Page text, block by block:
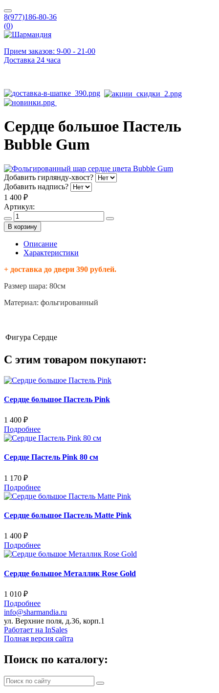
8(977)186-80-36
(0)
Прием заказов: 9-00 - 21-00
Доставка 24 часа
Сердце большое Пастель
Bubble Gum
Добавить гирлянду-хвост?
Добавить надпись?
1 400 ₽
Артикул:
В корзину
Описание
Характеристики
+ доставка до двери 390 рублей.
Размер шара: 80см
Материал: фольгированный
Фигура Сердце
С этим товаром покупают:
Сердце большое Пастель Pink
1 400 ₽
Подробнее
Сердце Пастель Pink 80 см
1 170 ₽
Подробнее
Сердце большое Пастель Matte Pink
1 400 ₽
Подробнее
Сердце большое Металлик Rose Gold
1 010 ₽
Подробнее
info@sharmandia.ru
ул. Верхние поля, д.36, корп.1
Работает на InSales
Полная версия сайта
Поиск по каталогу: